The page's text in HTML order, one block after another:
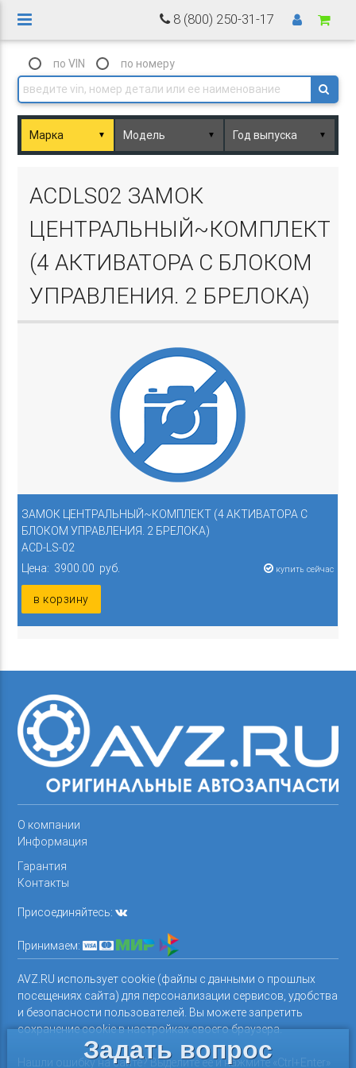
8 (800) 250-31-17
по VIN по номеру
▼ ▼ ▼
ACDLS02 ЗАМОК
ЦЕНТРАЛЬНЫЙ~КОМПЛЕКТ
(4 АКТИВАТОРА С БЛОКОМ
УПРАВЛЕНИЯ. 2 БРЕЛОКА)
ЗАМОК ЦЕНТРАЛЬНЫЙ~КОМПЛЕКТ (4 АКТИВАТОРА С
БЛОКОМ УПРАВЛЕНИЯ. 2 БРЕЛОКА)
ACD-LS-02
Цена: 3900.00 руб.
купить сейчас
в корзину
О компании
Информация
Гарантия
Контакты
Присоединяйтесь:
Принимаем:
AVZ.RU использует cookie (файлы с данными о прошлых
посещениях сайта) для персонализации сервисов, удобства
и безопасности пользователей. Вы можете запретить
сохранение cookie в настройках своего браузера.
Нашли ошибку на сайте? Выделите ее и нажмите «Ctrl+Enter»
Задать вопрос